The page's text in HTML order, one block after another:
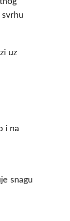
uz
i na
snagu